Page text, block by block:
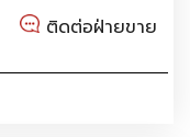
ติดต่อฝ่ายขาย